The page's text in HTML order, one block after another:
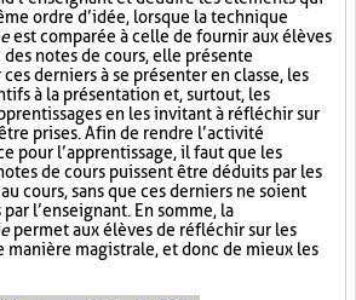
ordre d’idée, lorsque la technique
est comparée à celle de fournir aux élèves
notes de cours, elle présente
derniers à se présenter en classe, les
à la présentation et, surtout, les
en les invitant à réfléchir sur
prises. Afin de rendre l’activité
pour l’apprentissage, il faut que les
de cours puissent être déduits par les
cours, sans que ces derniers ne soient
l’enseignant. En somme, la
permet aux élèves de réfléchir sur les
manière magistrale, et donc de mieux les